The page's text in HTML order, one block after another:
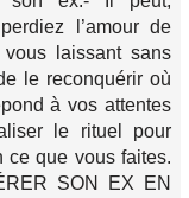
l’amour de
laissant sans
le reconquérir où
à vos attentes
le rituel pour
ce que vous faites.
SON EX EN